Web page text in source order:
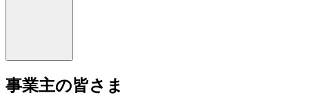
事業主の皆さま